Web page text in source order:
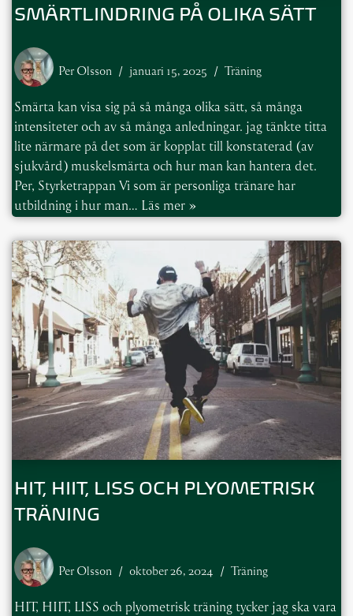
SMÄRTLINDRING PÅ OLIKA SÄTT
Per Olsson januari 15, 2025 Träning
Smärta kan visa sig på så många olika sätt, så många
intensiteter och av så många anledningar. jag tänkte titta
lite närmare på det som är kopplat till konstaterad (av
sjukvård) muskelsmärta och hur man kan hantera det.
Per, Styrketrappan Vi som är personliga tränare har
utbildning i hur man… Läs mer »
HIT, HIIT, LISS OCH PLYOMETRISK
TRÄNING
Per Olsson oktober 26, 2024 Träning
HIT, HIIT, LISS och plyometrisk träning tycker jag ska vara